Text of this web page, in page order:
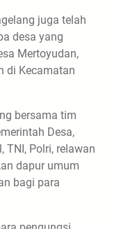
juga telah
desa yang
Mertoyudan,
di Kecamatan
bersama tim
Desa,
TNI, Polri, relawan
dapur umum
bagi para